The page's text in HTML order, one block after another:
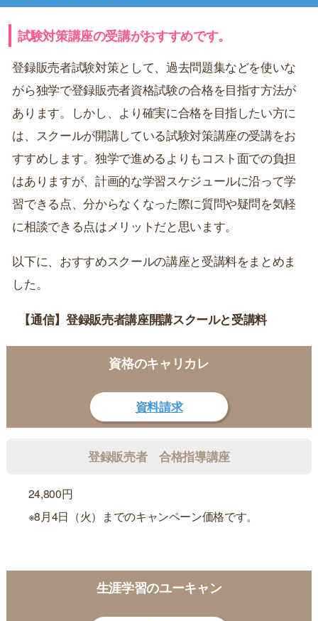
試験対策講座の受講がおすすめです。
登録販売者試験対策として、過去問題集などを使いな
がら独学で登録販売者資格試験の合格を目指す方法が
あります。しかし、より確実に合格を目指したい方に
は、スクールが開講している試験対策講座の受講をお
すすめします。独学で進めるよりもコスト面での負担
はありますが、計画的な学習スケジュールに沿って学
習できる点、分からなくなった際に質問や疑問を気軽
に相談できる点はメリットだと思います。
以下に、おすすめスクールの講座と受講料をまとめま
した。
【通信】登録販売者講座開講スクールと受講料
資格のキャリカレ
資料請求
登録販売者 合格指導講座
24,800円
※8月4日（火）までのキャンペーン価格です。
生涯学習のユーキャン